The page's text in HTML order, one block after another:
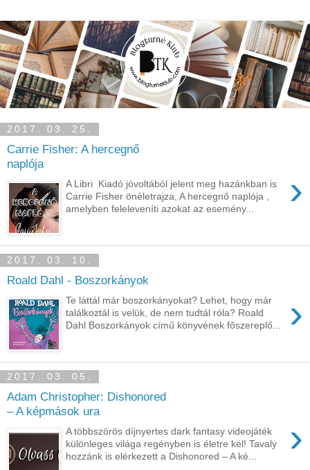
2017. 03. 25.
Carrie Fisher: A hercegnő
naplója
›
A Libri Kiadó jóvoltából jelent meg hazánkban is
Carrie Fisher önéletrajza, A hercegnő naplója ,
amelyben feleleveníti azokat az esemény...
2017. 03. 10.
Roald Dahl - Boszorkányok
›
Te láttál már boszorkányokat? Lehet, hogy már
találkoztál is velük, de nem tudtál róla? Roald
Dahl Boszorkányok című könyvének főszereplő...
2017. 03. 05.
Adam Christopher: Dishonored
– A képmások ura
›
A többszörös díjnyertes dark fantasy videojáték
különleges világa regényben is életre kel! Tavaly
hozzánk is elérkezett a Dishonored – A ké...